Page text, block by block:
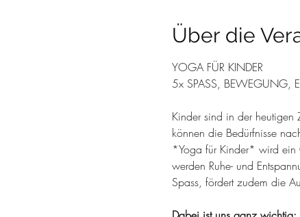
Über die
YOGA FÜR KINDER
5x SPASS, BEWEGUNG,
Kinder sind in der heutigen
können die Bedürfnisse
*Yoga für Kinder* wird ein
werden Ruhe- und
Spass, fördert zudem die